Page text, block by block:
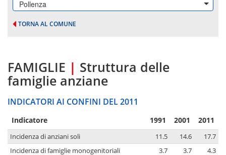
Pollenza
TORNA AL COMUNE
FAMIGLIE | Struttura delle
famiglie anziane
INDICATORI AI CONFINI DEL 2011
Indicatore 1991 2001 2011
Incidenza di anziani soli 11.5 14.6
17.7
Incidenza di famiglie monogenitoriali
3.7 3.7 4.3